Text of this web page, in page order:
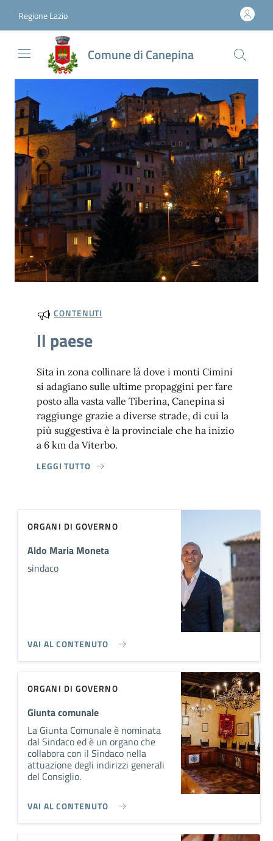
Regione Lazio
Comune di Canepina
CONTENUTI
Il paese
Sita in zona collinare là dove i monti Cimini
si adagiano sulle ultime propaggini per fare
posto alla vasta valle Tiberina, Canepina si
raggiunge grazie a diverse strade, di cui la
più suggestiva è la provinciale che ha inizio
a 6 km da Viterbo.
LEGGI TUTTO
ORGANI DI GOVERNO
Aldo Maria Moneta
sindaco
VAI AL CONTENUTO
ORGANI DI GOVERNO
Giunta comunale
La Giunta Comunale è nominata
dal Sindaco ed è un organo che
collabora con il Sindaco nella
attuazione degli indirizzi generali
del Consiglio.
VAI AL CONTENUTO